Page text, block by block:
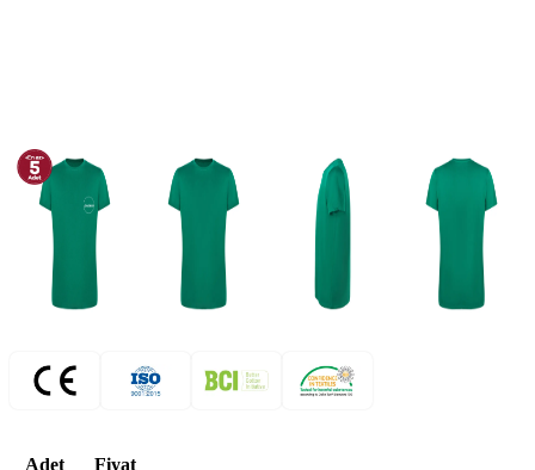
Adet
Fiyat